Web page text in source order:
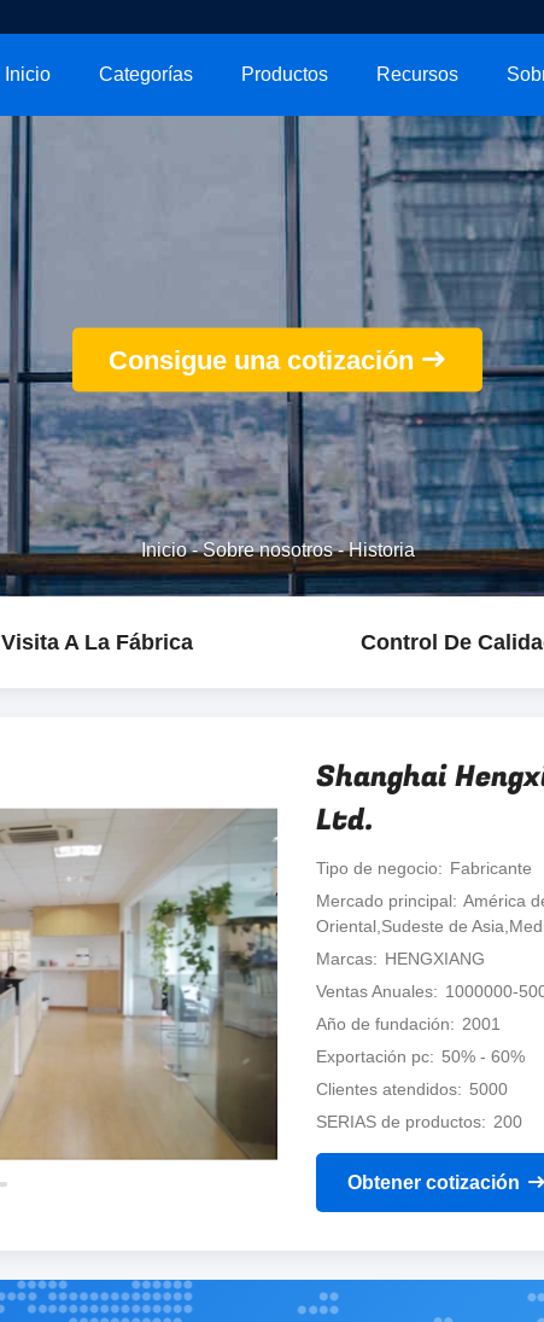
Inicio Categorías Productos Recursos
Consigue una cotización
Inicio-Sobre nosotros-Historia
Visita A La Fábrica Control De
Shanghai
Ltd.
Tipo de negocio
Fabricante
Mercado principal América
Oriental,Sudeste de
Marcas
HENGXIANG
Ventas Anuales
1000000-
Año de fundación
2001
Exportación pc
50% - 60%
Clientes atendidos
5000
SERIAS de productos
200
Obtener cotización